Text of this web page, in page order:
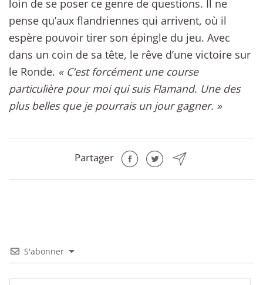
loin de se poser ce genre de questions. Il ne
pense qu’aux flandriennes qui arrivent, où il
espère pouvoir tirer son épingle du jeu. Avec
dans un coin de sa tête, le rêve d’une victoire sur
le Ronde. « C’est forcément une course
particulière pour moi qui suis Flamand. Une des
plus belles que je pourrais un jour gagner. »
Partager
S'abonner